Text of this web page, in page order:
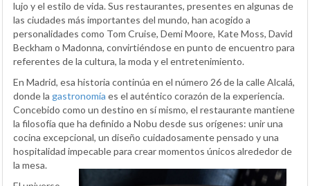
lujo y el estilo de vida. Sus restaurantes, presentes en algunas de
las ciudades más importantes del mundo, han acogido a
personalidades como Tom Cruise, Demi Moore, Kate Moss, David
Beckham o Madonna, convirtiéndose en punto de encuentro para
referentes de la cultura, la moda y el entretenimiento.
En Madrid, esa historia continúa en el número 26 de la calle Alcalá,
donde la gastronomía es el auténtico corazón de la experiencia.
Concebido como un destino en sí mismo, el restaurante mantiene
la filosofía que ha definido a Nobu desde sus orígenes: unir una
cocina excepcional, un diseño cuidadosamente pensado y una
hospitalidad impecable para crear momentos únicos alrededor de
la mesa.